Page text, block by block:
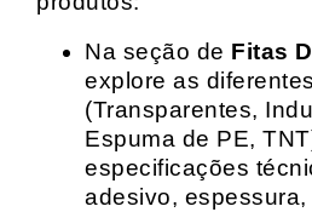
Na seção de Fitas
explore as
(Transparentes,
Espuma de PE,
especificações
adesivo,